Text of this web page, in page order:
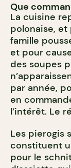
Que
La cuisine
polonaise,
famille
et pour
des soupes
par année,
en
l’intérêt. Le
Les pierogis
constituent
pour le